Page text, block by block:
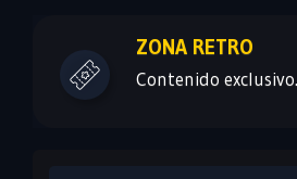
ZONA RETRO
Contenido